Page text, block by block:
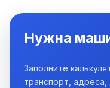
Нужна
Заполните
транспорт,